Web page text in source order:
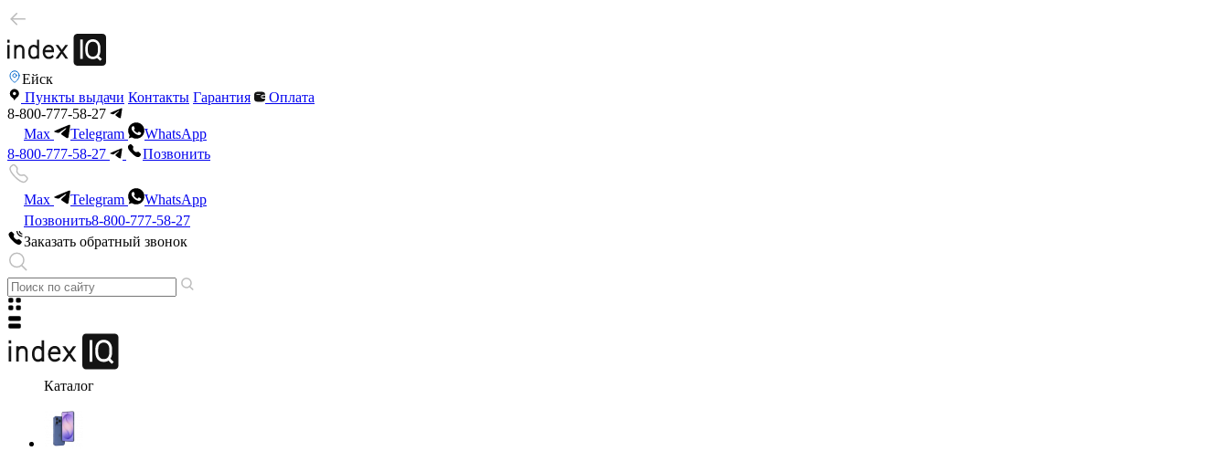
Ейск
Пункты выдачи Контакты Гарантия
Оплата
8-800-777-58-27
Max
Telegram
WhatsApp
8-800-777-58-27
Позвонить
Max Telegram
WhatsApp
Позвонить8-800-777-58-27
Заказать обратный звонок
Каталог